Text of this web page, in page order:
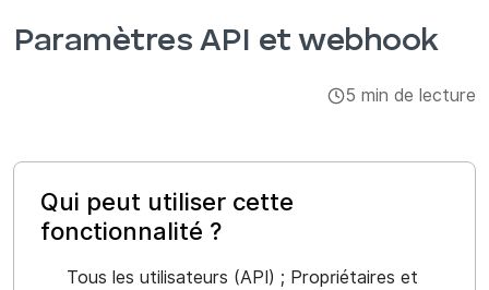
Intégrations et modules complémentaires
Paramètres API et webhook
5 min de lecture
Qui peut utiliser cette
fonctionnalité ?
Tous les utilisateurs (API) ; Propriétaires et